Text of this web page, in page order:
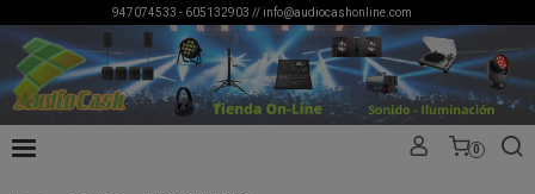
947074533 - 605132903 // info@audiocashonline.com
0